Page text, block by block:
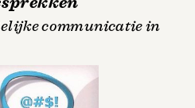
communicatie in